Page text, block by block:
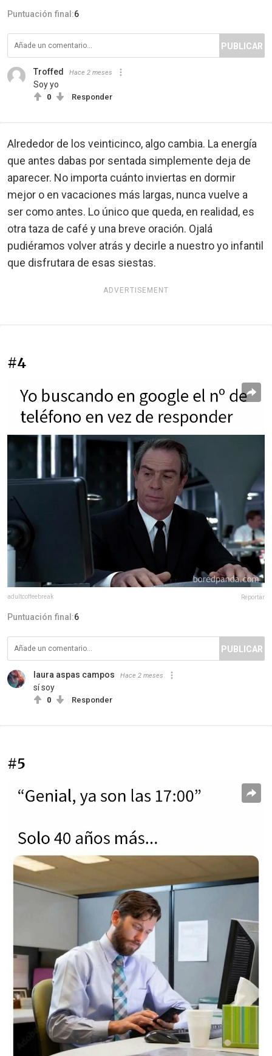
Puntuación final:6
PUBLICAR
Troffed Hace 2 meses
Soy yo
0 Responder
Alrededor de los veinticinco, algo cambia. La energía
que antes dabas por sentada simplemente deja de
aparecer. No importa cuánto inviertas en dormir
mejor o en vacaciones más largas, nunca vuelve a
ser como antes. Lo único que queda, en realidad, es
otra taza de café y una breve oración. Ojalá
pudiéramos volver atrás y decirle a nuestro yo infantil
que disfrutara de esas siestas.
ADVERTISEMENT
#4
adultcoffeebreak Reportar
Puntuación final:6
PUBLICAR
laura aspas campos Hace 2 meses
sí soy
0 Responder
#5